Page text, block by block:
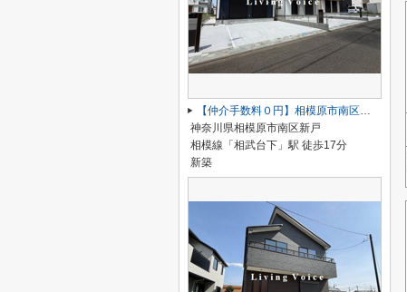
【仲介手数料０円】相模原市南区新戸 新築一戸建て 全3棟
神奈川県相模原市南区新戸
相模線「相武台下」駅 徒歩17分
新築